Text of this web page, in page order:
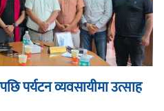
पर्यटन व्यवसायीमा उत्साह